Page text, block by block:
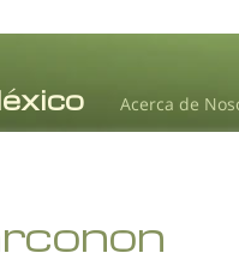
Acerca de